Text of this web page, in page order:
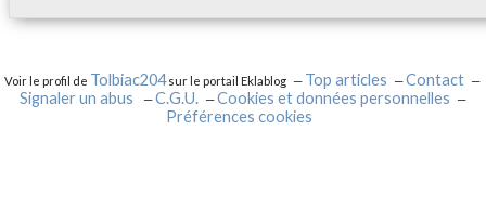
Voir le profil de Tolbiac204sur le portail Eklablog Top articles
Contact
Signaler un abus
C.G.U.
Cookies et données personnelles
Préférences cookies